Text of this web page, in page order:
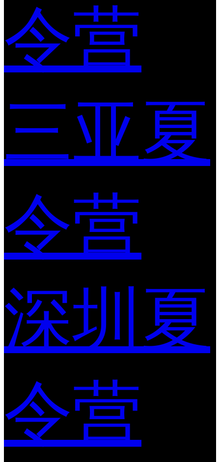
令营
三亚夏
令营
深圳夏
令营